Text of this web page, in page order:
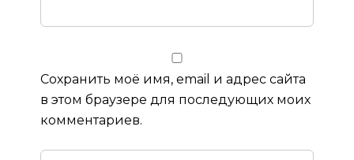
Сохранить моё имя, email и адрес сайта
в этом браузере для последующих моих
комментариев.